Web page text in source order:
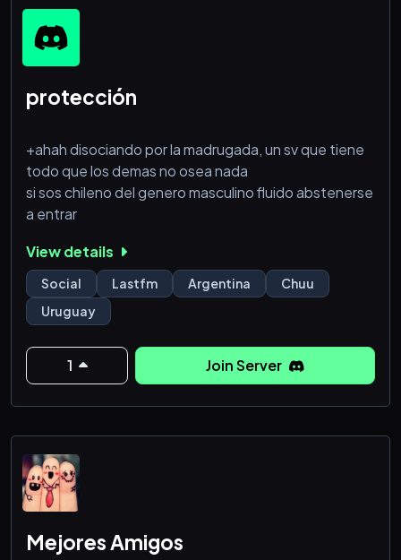
protección
+ahah disociando por la madrugada, un sv que tiene
todo que los demas no osea nada
si sos chileno del genero masculino fluido abstenerse
a entrar
View details
Social Lastfm Argentina
Chuu
Uruguay
1 Join Server
Mejores Amigos